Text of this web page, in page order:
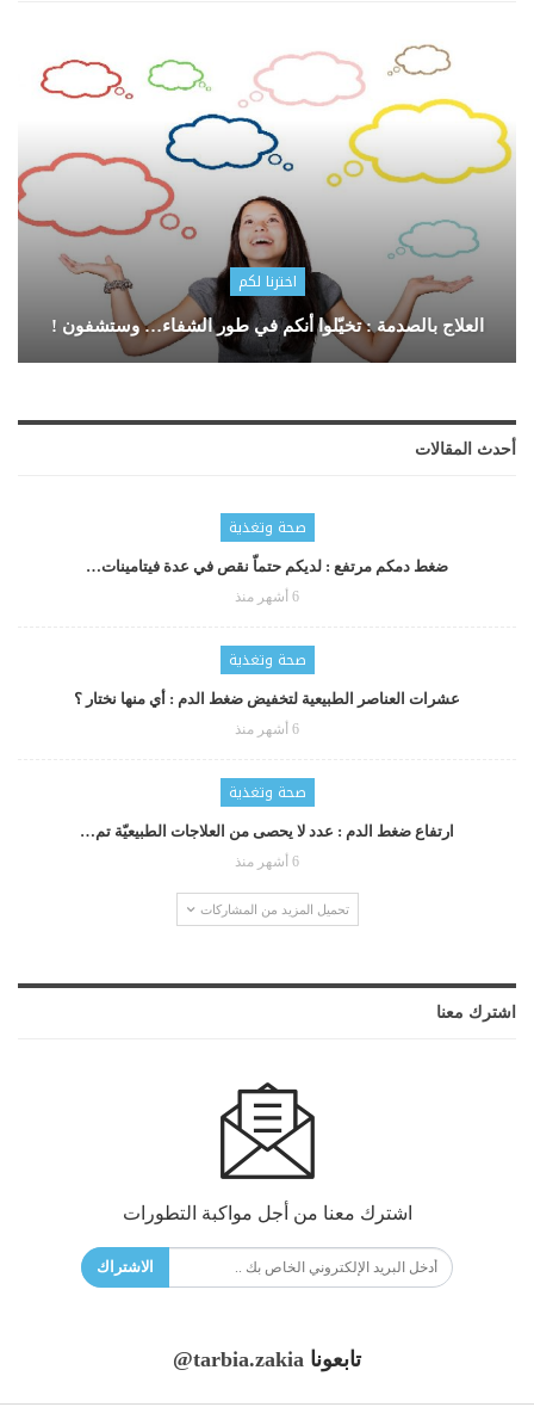
اخترنا لكم
العلاج بالصدمة : تخيّلوا أنكم في طور الشفاء… وستشفون !
أحدث المقالات
صحة وتغذية
ضغط دمكم مرتفع : لديكم حتماّ نقص في عدة فيتامينات…
6 أشهر منذ
صحة وتغذية
عشرات العناصر الطبيعية لتخفيض ضغط الدم : أي منها نختار ؟
6 أشهر منذ
صحة وتغذية
ارتفاع ضغط الدم : عدد لا يحصى من العلاجات الطبيعيّة تم…
6 أشهر منذ
تحميل المزيد من المشاركات
اشترك معنا
اشترك معنا من أجل مواكبة التطورات
الاشتراك
تابعونا @tarbia.zakia